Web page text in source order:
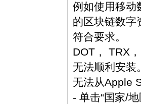
例如使用移动
的区块链数字
符合要求。
DOT， TRX
无法顺利安装
无法从Apple
- 单击“国家/